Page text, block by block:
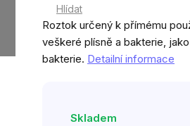
hodnocení
produktu
hvězdiček.
Hlídat
Roztok určený k přímému
veškeré plísně a bakterie,
bakterie. Detailní informace
Skladem